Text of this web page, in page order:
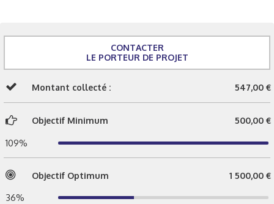
CONTACTER
LE PORTEUR DE PROJET
Montant collecté : 547,00 €
Objectif Minimum 500,00 €
109%
Objectif Optimum 1 500,00 €
36%